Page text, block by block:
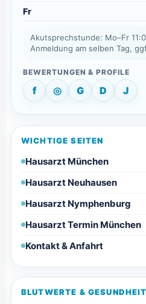
Fr
Akutsprechstunde: Mo–Fr
Anmeldung am selben Tag,
f ◎ G D J
WICHTIGE SEITEN
Hausarzt München
Hausarzt Neuhausen
Hausarzt Nymphenburg
Hausarzt Termin München
Kontakt & Anfahrt
BLUTWERTE & GESUNDHEIT